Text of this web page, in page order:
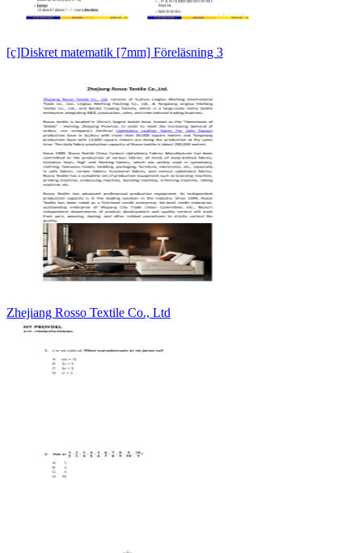
[c]Diskret matematik [7mm] Föreläsning 3
Zhejiang Rosso Textile Co., Ltd